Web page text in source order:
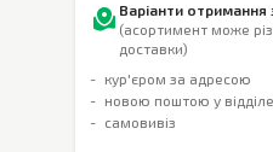
Варіанти отримання
(асортимент може
доставки)
кур'єром за адресою
новою поштою у
самовивіз